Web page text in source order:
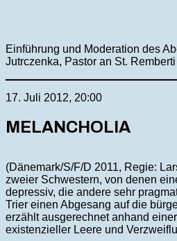
Einführung und Moderation des
Jutrczenka, Pastor an St. Remberti
17. Juli 2012, 20:00
MELANCHOLIA
(Dänemark/S/F/D 2011, Regie:
zweier Schwestern, von denen
depressiv, die andere sehr
Trier einen Abgesang auf die
erzählt ausgerechnet anhand
existenzieller Leere und